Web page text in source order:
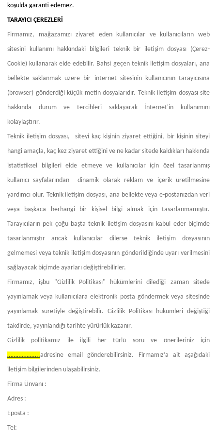
koşulda garanti edemez.
TARAYICI ÇEREZLERİ
Firmamız, mağazamızı ziyaret eden kullanıcılar ve kullanıcıların web
sitesini kullanımı hakkındaki bilgileri teknik bir iletişim dosyası (Çerez-
Cookie) kullanarak elde edebilir. Bahsi geçen teknik iletişim dosyaları, ana
bellekte saklanmak üzere bir internet sitesinin kullanıcının tarayıcısına
(browser) gönderdiği küçük metin dosyalarıdır. Teknik iletişim dosyası site
hakkında durum ve tercihleri saklayarak İnternet'in kullanımını
kolaylaştırır.
Teknik iletişim dosyası, siteyi kaç kişinin ziyaret ettiğini, bir kişinin siteyi
hangi amaçla, kaç kez ziyaret ettiğini ve ne kadar sitede kaldıkları hakkında
istatistiksel bilgileri elde etmeye ve kullanıcılar için özel tasarlanmış
kullanıcı sayfalarından dinamik olarak reklam ve içerik üretilmesine
yardımcı olur. Teknik iletişim dosyası, ana bellekte veya e-postanızdan veri
veya başkaca herhangi bir kişisel bilgi almak için tasarlanmamıştır.
Tarayıcıların pek çoğu başta teknik iletişim dosyasını kabul eder biçimde
tasarlanmıştır ancak kullanıcılar dilerse teknik iletişim dosyasının
gelmemesi veya teknik iletişim dosyasının gönderildiğinde uyarı verilmesini
sağlayacak biçimde ayarları değiştirebilirler.
Firmamız, işbu "Gizlilik Politikası" hükümlerini dilediği zaman sitede
yayınlamak veya kullanıcılara elektronik posta göndermek veya sitesinde
yayınlamak suretiyle değiştirebilir. Gizlilik Politikası hükümleri değiştiği
takdirde, yayınlandığı tarihte yürürlük kazanır.
Gizlilik politikamız ile ilgili her türlü soru ve önerileriniz için
………………..adresine email gönderebilirsiniz. Firmamız’a ait aşağıdaki
iletişim bilgilerinden ulaşabilirsiniz.
Firma Ünvanı :
Adres :
Eposta :
Tel: